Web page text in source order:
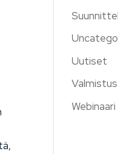
Uutiset
Webinaari